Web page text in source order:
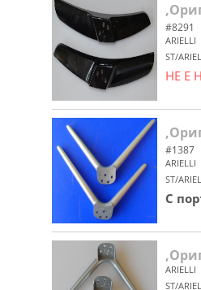
#8291
ARIELLI
ST/
НЕ Е
#1387
ARIELLI
ST/
С
ARIELLI
ST/